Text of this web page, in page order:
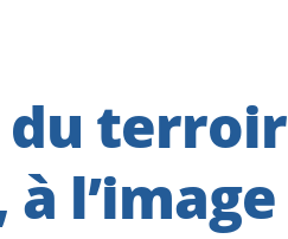
du terroir
l’image